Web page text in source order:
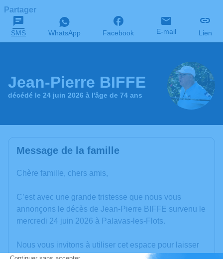
Partager
SMS WhatsApp Facebook E-mail Lien
Jean-Pierre BIFFE
décédé le 24 juin 2026 à l'âge de 74 ans
Message de la famille
Chère famille, chers amis,
C’est avec une grande tristesse que nous vous
annonçons le décès de Jean-Pierre BIFFE survenu le
mercredi 24 juin 2026 à Palavas-les-Flots.
Nous vous invitons à utiliser cet espace pour laisser
vos condoléances, partager des photos souvenirs,